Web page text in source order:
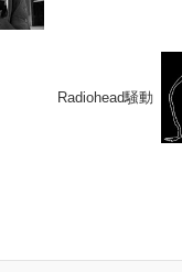
Radiohead騒動